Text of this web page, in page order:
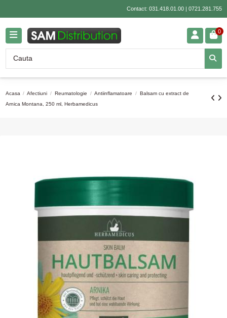
Contact: 031.418.01.00| 0721.281.755
0
Acasa Afectiuni Reumatologie Antiinflamatoare
Balsam cu extract de
Arnica Montana, 250 ml, Herbamedicus